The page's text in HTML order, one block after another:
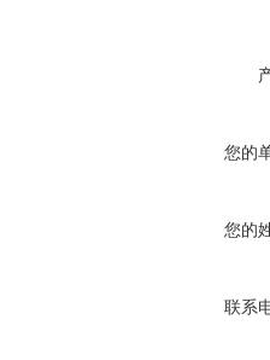
您的
您的
联系